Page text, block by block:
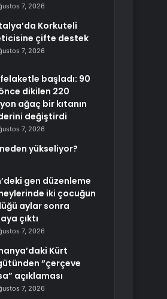
7, 2026
Korkuteli
çifte destek
7, 2026
başladı: 90
dikilen 220
ağaç bir kıtanın
değiştirdi
7, 2026
yükseliyor?
gen düzenleme
iki çocuğun
aylar sonra
çıktı
7, 2026
Kürt
“çerçeve
açıklaması
7, 2026